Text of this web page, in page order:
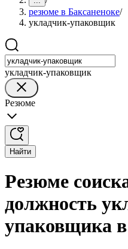
резюме в Баксаненоке/
укладчик-упаковщик
укладчик-упаковщик
Резюме
Найти
Резюме
должность
упаковщика